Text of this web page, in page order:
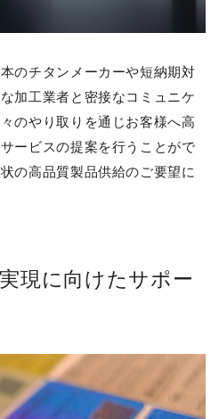
のチタンメーカーや短納期対
加工業者と密接なコミュニケ
のやり取りを通じお客様へ高
ービスの提案を行うことがで
の高品質製品供給のご要望に
現に向けたサポー